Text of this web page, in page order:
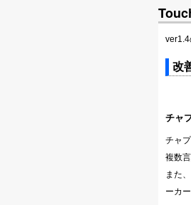
ver1.4
改
チャ
チャ
複数
また
ーカ